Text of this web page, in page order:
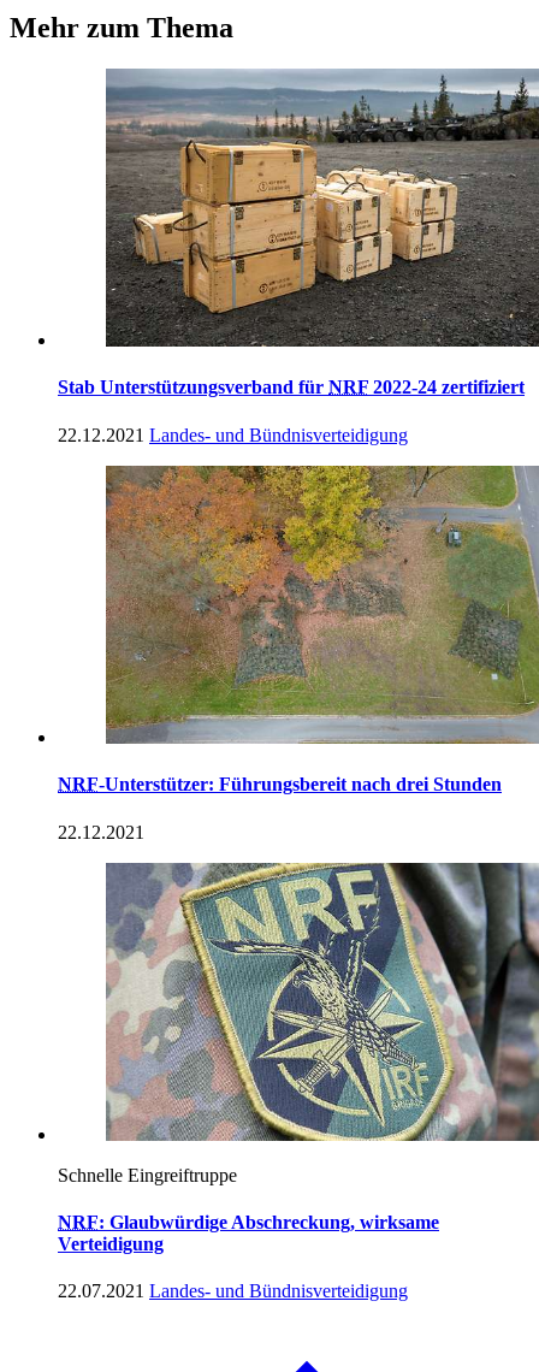
Mehr zum Thema
Stab Unterstützungsverband für NRF 2022-24 zertifiziert
22.12.2021 Landes- und Bündnisverteidigung
NRF-Unterstützer: Führungsbereit nach drei Stunden
22.12.2021
Schnelle Eingreiftruppe
NRF: Glaubwürdige Abschreckung, wirksame
Verteidigung
22.07.2021 Landes- und Bündnisverteidigung